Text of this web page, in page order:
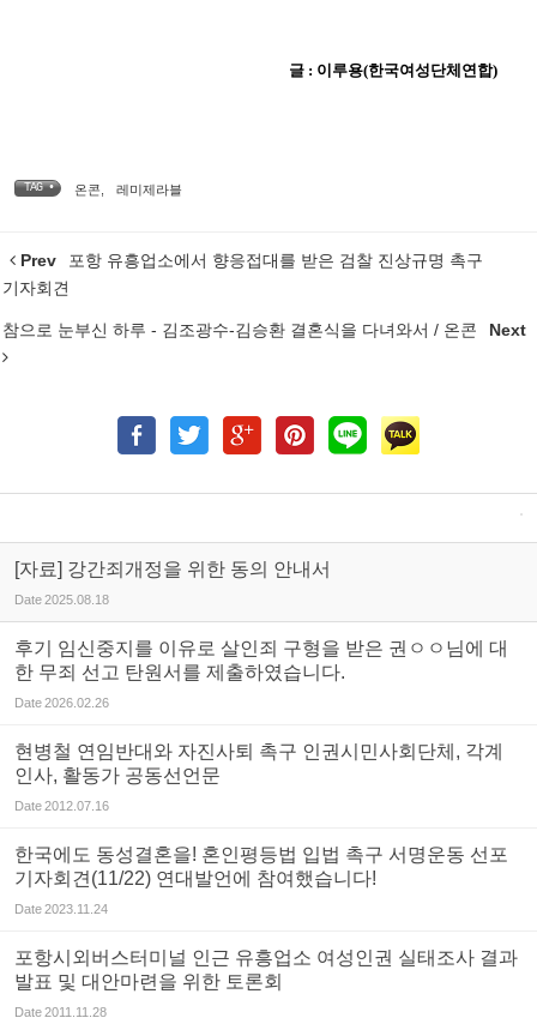
글 : 이루용(한국여성단체연합)
TAG • 온콘 레미제라블
Prev
포항 유흥업소에서 향응접대를 받은 검찰 진상규명 촉구
기자회견
참으로 눈부신 하루 - 김조광수-김승환 결혼식을 다녀와서 / 온콘 Next
[자료] 강간죄개정을 위한 동의 안내서
Date2025.08.18
후기 임신중지를 이유로 살인죄 구형을 받은 권ㅇㅇ님에 대
한 무죄 선고 탄원서를 제출하였습니다.
Date2026.02.26
현병철 연임반대와 자진사퇴 촉구 인권시민사회단체, 각계
인사, 활동가 공동선언문
Date2012.07.16
한국에도 동성결혼을! 혼인평등법 입법 촉구 서명운동 선포
기자회견(11/22) 연대발언에 참여했습니다!
Date2023.11.24
포항시외버스터미널 인근 유흥업소 여성인권 실태조사 결과
발표 및 대안마련을 위한 토론회
Date2011.11.28